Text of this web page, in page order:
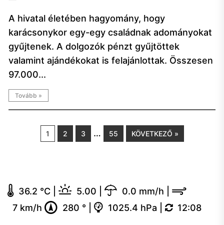
A hivatal életében hagyomány, hogy
karácsonykor egy-egy családnak adományokat
gyűjtenek. A dolgozók pénzt gyűjtöttek
valamint ajándékokat is felajánlottak. Összesen
97.000...
Tovább »
1 2 3 … 55 KÖVETKEZŐ »
36.2 °C 5.00 0.0 mm/h
7 km/h
280 ° 1025.4 hPa 12:08